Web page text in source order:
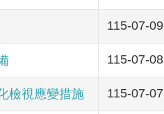
115-07-09
115-07-08
檢視應變措施 115-07-07